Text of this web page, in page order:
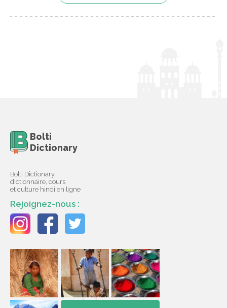
Bolti
Dictionary
Bolti Dictionary,
dictionnaire, cours
et culture hindi en ligne
Rejoignez-nous :